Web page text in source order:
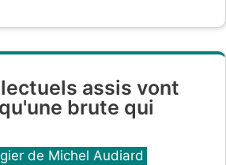
assis vont
brute qui
de Michel Audiard